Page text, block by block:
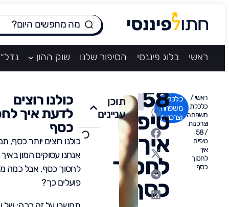
ראשי בלוג פיננסי הסיפור שלנו שוק ההון
ראשי/
כלכלת
משפחה
וצרכנות
/
58
טיפים
איך
לחסוך
כסף
כלכלת
משפחה
וצרכנות
58
טיפים
איך
לחסוך
כסף
תוכן
עניינים
כולנו רוצים
לדעת איך
כסף
כולנו רוצים יותר כסף,
אנחנו עסוקים המון באיך
לחסוך כסף, אבל כמה
פועלים כך?